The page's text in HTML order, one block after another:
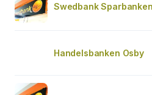
Swedbank
Handelsbanken Osby